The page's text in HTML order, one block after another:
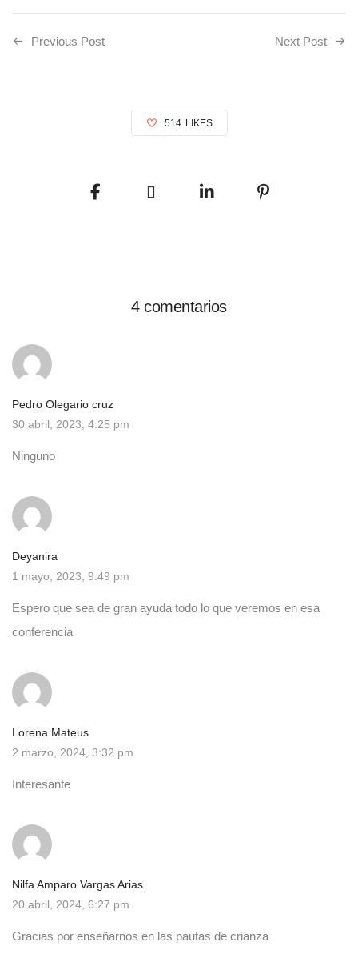
Previous Post Next Post
514 LIKES
4 comentarios
Pedro Olegario cruz
30 abril, 2023, 4:25 pm
Ninguno
Deyanira
1 mayo, 2023, 9:49 pm
Espero que sea de gran ayuda todo lo que veremos en esa
conferencia
Lorena Mateus
2 marzo, 2024, 3:32 pm
Interesante
Nilfa Amparo Vargas Arias
20 abril, 2024, 6:27 pm
Gracias por enseñarnos en las pautas de crianza